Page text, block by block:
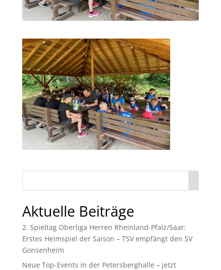
Aktuelle Beiträge
2. Spieltag Oberliga Herren Rheinland-Pfalz/Saar:
Erstes Heimspiel der Saison – TSV empfängt den SV
Gonsenheim
Neue Top-Events in der Petersberghalle – jetzt